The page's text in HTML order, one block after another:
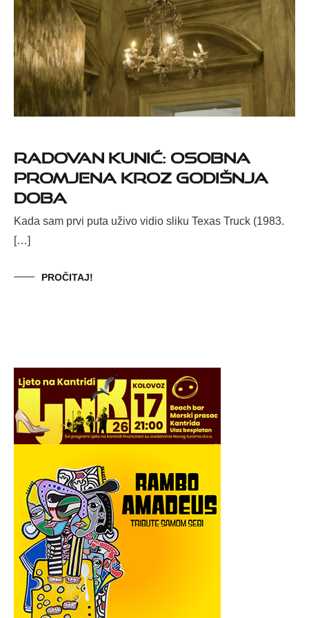
Radovan Kunić: Osobna
promjena kroz godišnja
doba
Kada sam prvi puta uživo vidio sliku Texas Truck (1983.
[…]
PROČITAJ!